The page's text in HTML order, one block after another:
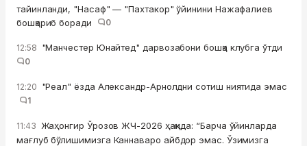
тайинланди, "Насаф" — "Пахтакор" ўйинини Нажафалиев
бошқариб боради
0
12:58 "Манчестер Юнайтед" дарвозабони бошқа клубга ўтди
0
12:20 "Реал" ёзда Александр-Арнолдни сотиш ниятида эмас
1
11:43 Жаҳонгир Ўрозов ЖЧ-2026 ҳақида: “Барча ўйинларда
мағлуб бўлишимизга Каннаваро айбдор эмас. Ўзимизга